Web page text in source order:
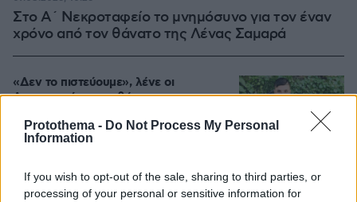
Protothema - Do Not Process My Personal
Information
If you wish to opt-out of the sale, sharing to third parties, or
processing of your personal or sensitive information for
Στο Α΄ Νεκροταφείο το μνημόσυνο για τον έναν
χρόνο από τον θάνατο της Λένας Σαμαρά
«Δεν το πιστεύουμε», λένε οι
Αμερικανοί που υιοθέτησαν τον
για το φονικό στην Κυψέλη και η
σιωπή στην απολογία